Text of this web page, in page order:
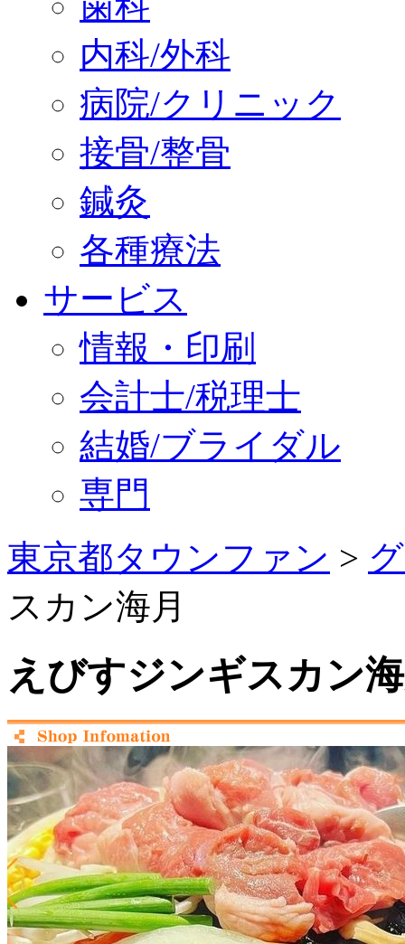
内科/外科
病院/クリニック
接骨/整骨
鍼灸
各種療法
サービス
情報・印刷
会計士/税理士
結婚/ブライダル
専門
東京都タウンファン >
スカン海月
えびすジンギスカン